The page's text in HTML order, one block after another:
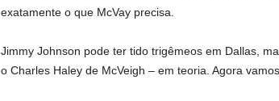
exatamente o que McVay precisa.
Jimmy Johnson pode ter tido trigêmeos em Dallas,
o Charles Haley de McVeigh – em teoria. Agora